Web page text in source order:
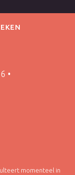
momenteel in